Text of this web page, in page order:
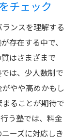
チェック
ンスを理解する
存在する中で、
はさまざまで
は、少人数制で
やや高めかもし
ることが期待で
う塾では、料金
ーズに対応しき